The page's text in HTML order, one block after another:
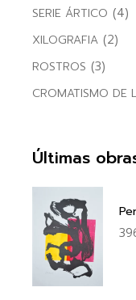
SERIE ÁRTICO (4)
XILOGRAFIA (2)
ROSTROS (3)
CROMATISMO DE
Últimas